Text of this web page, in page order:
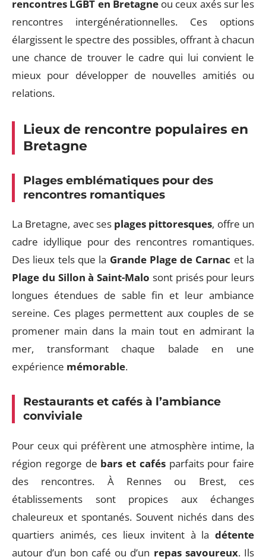
rencontres LGBT en Bretagneou ceux axés sur les
rencontres intergénérationnelles. Ces options
élargissent le spectre des possibles, offrant à chacun
une chance de trouver le cadre qui lui convient le
mieux pour développer de nouvelles amitiés ou
relations.
Lieux de rencontre populaires en
Bretagne
Plages emblématiques pour des
rencontres romantiques
La Bretagne, avec ses plages pittoresques, offre un
cadre idyllique pour des rencontres romantiques.
Des lieux tels que la Grande Plage de Carnac et la
Plage du Sillon à Saint-Malo sont prisés pour leurs
longues étendues de sable fin et leur ambiance
sereine. Ces plages permettent aux couples de se
promener main dans la main tout en admirant la
mer, transformant chaque balade en une
expérience mémorable.
Restaurants et cafés à l’ambiance
conviviale
Pour ceux qui préfèrent une atmosphère intime, la
région regorge de bars et cafésparfaits pour faire
des rencontres. À Rennes ou Brest, ces
établissements sont propices aux échanges
chaleureux et spontanés. Souvent nichés dans des
quartiers animés, ces lieux invitent à la détente
autour d’un bon café ou d’un repas savoureux. Ils